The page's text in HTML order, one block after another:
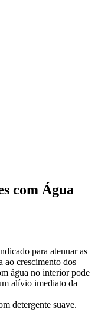
com Água
para atenuar as
ao crescimento dos
água no interior pode
alívio imediato da
detergente suave.